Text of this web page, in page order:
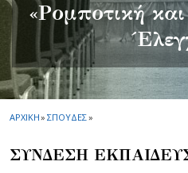
«Ρομποτική
ΑΡΧΙΚΗ» ΣΠΟΥΔΕΣ»
ΣΥΝΔΕΣΗ